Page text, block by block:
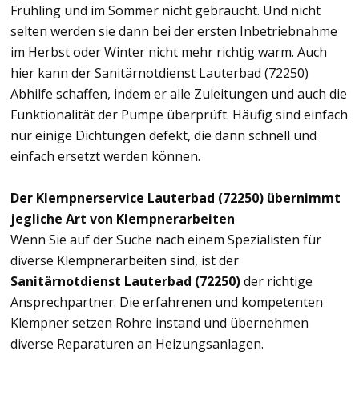
Frühling und im Sommer nicht gebraucht. Und nicht
selten werden sie dann bei der ersten Inbetriebnahme
im Herbst oder Winter nicht mehr richtig warm. Auch
hier kann der Sanitärnotdienst Lauterbad (72250)
Abhilfe schaffen, indem er alle Zuleitungen und auch die
Funktionalität der Pumpe überprüft. Häufig sind einfach
nur einige Dichtungen defekt, die dann schnell und
einfach ersetzt werden können.
Der Klempnerservice Lauterbad (72250) übernimmt
jegliche Art von Klempnerarbeiten
Wenn Sie auf der Suche nach einem Spezialisten für
diverse Klempnerarbeiten sind, ist der
Sanitärnotdienst Lauterbad (72250)der richtige
Ansprechpartner. Die erfahrenen und kompetenten
Klempner setzen Rohre instand und übernehmen
diverse Reparaturen an Heizungsanlagen.